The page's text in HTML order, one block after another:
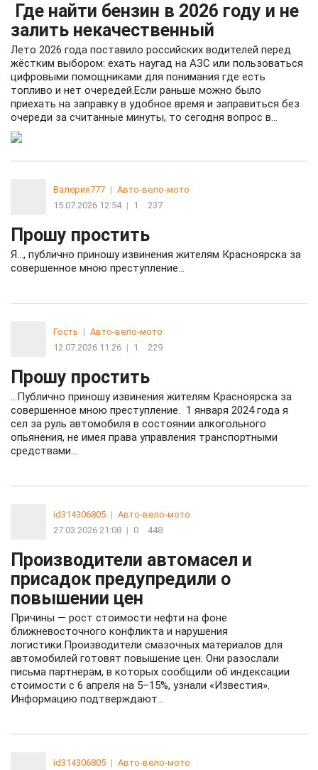
Где найти бензин в 2026 году и не
залить некачественный
Лето 2026 года поставило российских водителей перед
жёстким выбором: ехать наугад на АЗС или пользоваться
цифровыми помощниками для понимания где есть
топливо и нет очередей.Если раньше можно было
приехать на заправку в удобное время и заправиться без
очереди за считанные минуты, то сегодня вопрос в...
Валерия777 | Авто-вело-мото
15.07.2026 12:54 | 1 237
Прошу простить
Я…, публично приношу извинения жителям Красноярска за
совершенное мною преступление…
Гость | Авто-вело-мото
12.07.2026 11:26 | 1 229
Прошу простить
…Публично приношу извинения жителям Красноярска за
совершенное мною преступление. 1 января 2024 года я
сел за руль автомобиля в состоянии алкогольного
опьянения, не имея права управления транспортными
средствами…
id314306805 | Авто-вело-мото
27.03.2026 21:08 | 0 448
Производители автомасел и
присадок предупредили о
повышении цен
Причины — рост стоимости нефти на фоне
ближневосточного конфликта и нарушения
логистики.Производители смазочных материалов для
автомобилей готовят повышение цен. Они разослали
письма партнерам, в которых сообщили об индексации
стоимости с 6 апреля на 5–15%, узнали «Известия».
Информацию подтверждают...
id314306805 | Авто-вело-мото